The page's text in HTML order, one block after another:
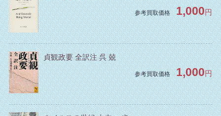
参考買取価格 1,000円
貞観政要 全訳注 呉 兢
参考買取価格 1,000円